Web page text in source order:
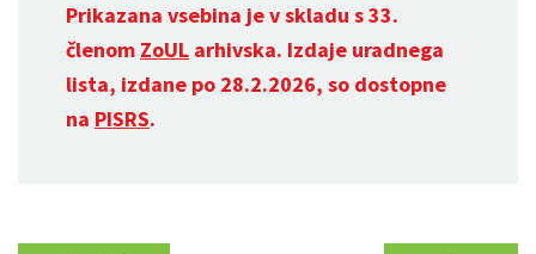
Prikazana vsebina je v skladu s 33.
členom ZoUL arhivska. Izdaje uradnega
lista, izdane po 28.2.2026, so dostopne
na PISRS.